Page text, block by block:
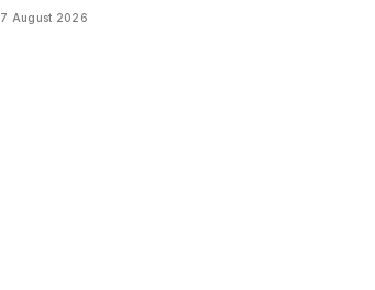
7 August 2026